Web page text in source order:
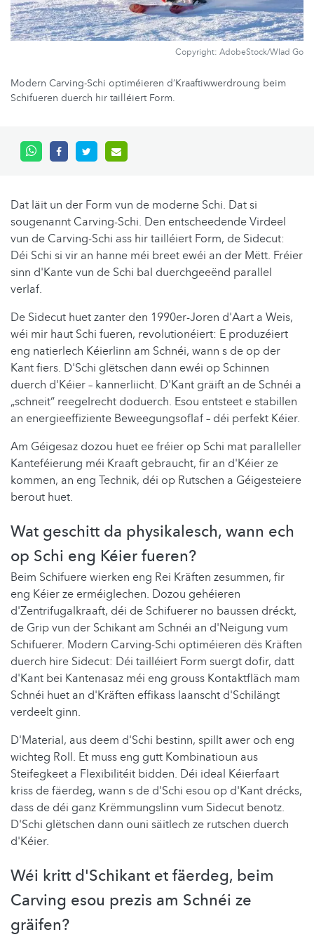
Copyright: AdobeStock/Wlad Go
Modern Carving-Schi optiméieren d’Kraaftiwwerdroung beim
Schifueren duerch hir tailléiert Form.
Dat läit un der Form vun de moderne Schi. Dat si
sougenannt Carving-Schi. Den entscheedende Virdeel
vun de Carving-Schi ass hir tailléiert Form, de Sidecut:
Déi Schi si vir an hanne méi breet ewéi an der Mëtt. Fréier
sinn d'Kante vun de Schi bal duerchgeeënd parallel
verlaf.
De Sidecut huet zanter den 1990er-Joren d'Aart a Weis,
wéi mir haut Schi fueren, revolutionéiert: E produzéiert
eng natierlech Kéierlinn am Schnéi, wann s de op der
Kant fiers. D'Schi glëtschen dann ewéi op Schinnen
duerch d'Kéier – kannerliicht. D'Kant gräift an de Schnéi a
„schneit“ reegelrecht doduerch. Esou entsteet e stabillen
an energieeffiziente Beweegungsoflaf – déi perfekt Kéier.
Am Géigesaz dozou huet ee fréier op Schi mat paralleller
Kanteféierung méi Kraaft gebraucht, fir an d'Kéier ze
kommen, an eng Technik, déi op Rutschen a Géigesteiere
berout huet.
Wat geschitt da physikalesch, wann ech
op Schi eng Kéier fueren?
Beim Schifuere wierken eng Rei Kräften zesummen, fir
eng Kéier ze erméiglechen. Dozou gehéieren
d'Zentrifugalkraaft, déi de Schifuerer no baussen dréckt,
de Grip vun der Schikant am Schnéi an d'Neigung vum
Schifuerer. Modern Carving-Schi optiméieren dës Kräften
duerch hire Sidecut: Déi tailléiert Form suergt dofir, datt
d'Kant bei Kantenasaz méi eng grouss Kontaktfläch mam
Schnéi huet an d'Kräften effikass laanscht d'Schilängt
verdeelt ginn.
D'Material, aus deem d'Schi bestinn, spillt awer och eng
wichteg Roll. Et muss eng gutt Kombinatioun aus
Steifegkeet a Flexibilitéit bidden. Déi ideal Kéierfaart
kriss de fäerdeg, wann s de d'Schi esou op d'Kant drécks,
dass de déi ganz Krëmmungslinn vum Sidecut benotz.
D'Schi glëtschen dann ouni säitlech ze rutschen duerch
d'Kéier.
Wéi kritt d'Schikant et fäerdeg, beim
Carving esou prezis am Schnéi ze
gräifen?